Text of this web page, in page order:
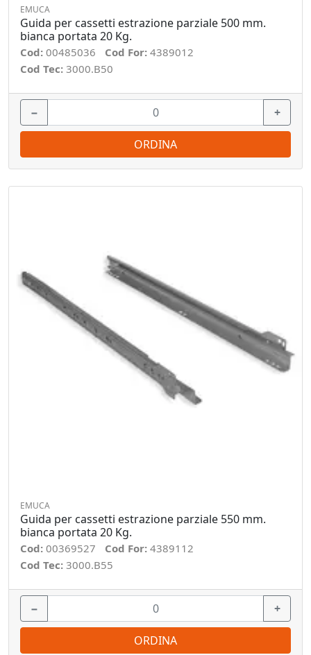
EMUCA
Guida per cassetti estrazione parziale 500 mm.
bianca portata 20 Kg.
Cod: 00485036 Cod For: 4389012
Cod Tec: 3000.B50
− +
ORDINA
EMUCA
Guida per cassetti estrazione parziale 550 mm.
bianca portata 20 Kg.
Cod: 00369527 Cod For: 4389112
Cod Tec: 3000.B55
− +
ORDINA